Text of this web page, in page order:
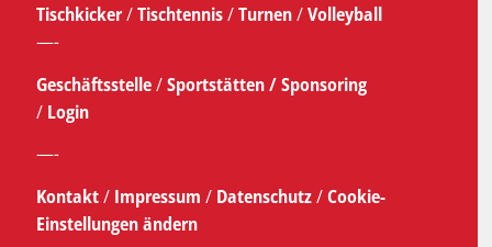
Tischkicker/Tischtennis/Turnen/Volleyball
—-
Geschäftsstelle/Sportstätten /Sponsoring
/ Login
—-
Kontakt/ Impressum / Datenschutz/Cookie-
Einstellungen ändern